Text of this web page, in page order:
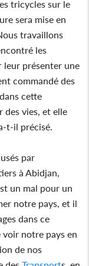
tricycles sur le
sera mise en
travaillons
les
leur présenter une
commandé des
cette
des vies, et elle
t-il précisé.
par
à Abidjan,
un mal pour un
notre pays, et il
dans ce
notre pays en
de nos